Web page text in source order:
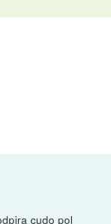
cudo pol